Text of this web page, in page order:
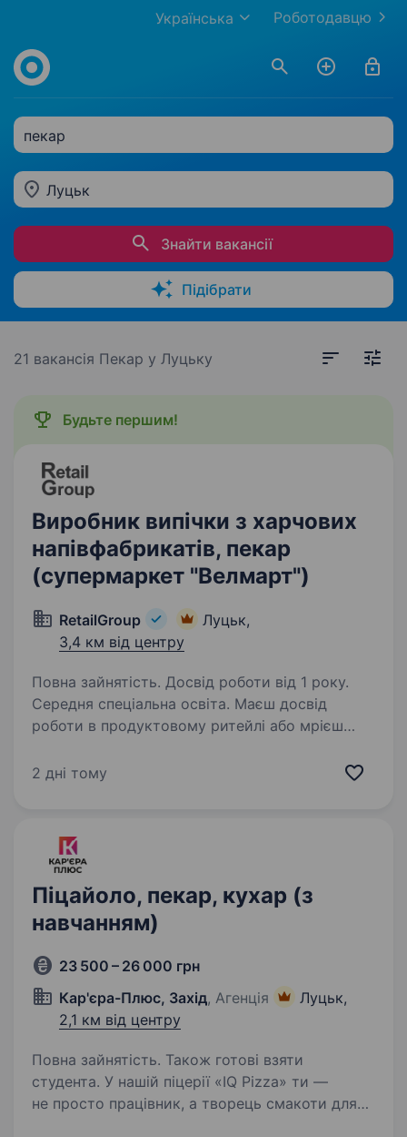
Роботодавцю
Українська
пекар
Луцьк
Знайти вакансії
Підібрати
21 вакансія Пекар у Луцьку
Будьте першим!
Виробник випічки з харчових
напівфабрикатів, пекар
(супермаркет "Велмарт")
RetailGroup
Луцьк,
3,4 км від центру
Повна зайнятість. Досвід роботи від 1 року.
Середня спеціальна освіта. Маєш досвід
роботи в продуктовому ритейлі або мрієш
до команди досвідчених фахівців, які люблять
2 дні тому
Піцайоло, пекар, кухар (з
навчанням)
23 500 – 26 000 грн
Кар'єра-Плюс, Захід, Агенція
Луцьк,
2,1 км від центру
Повна зайнятість. Також готові взяти
студента. У нашій піцерії «IQ Pizza» ти —
не просто працівник, а творець смакоти для